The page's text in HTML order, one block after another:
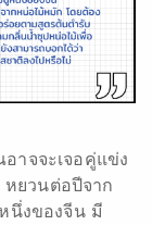
าจจะเจอคู่แข่ง
หยวนต่อปีจาก
นึ่งของจีน มี